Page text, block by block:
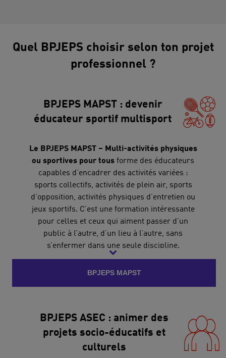
Quel BPJEPS choisir selon ton projet
professionnel ?
BPJEPS MAPST : devenir
éducateur sportif multisport
Le BPJEPS MAPST – Multi-activités physiques
ou sportives pour tous forme des éducateurs
capables d’encadrer des activités variées :
sports collectifs, activités de plein air, sports
d’opposition, activités physiques d’entretien ou
jeux sportifs. C’est une formation intéressante
pour celles et ceux qui aiment passer d’un
public à l’autre, d’un lieu à l’autre, sans
s’enfermer dans une seule discipline.
L’éducateur multisport peut travailler en
UCPA Formation propose cette formation
notamment à Vaulx-en-Velin, Croissy-
BPJEPS MAPST
BPJEPS ASEC : animer des
projets socio-éducatifs et
culturels